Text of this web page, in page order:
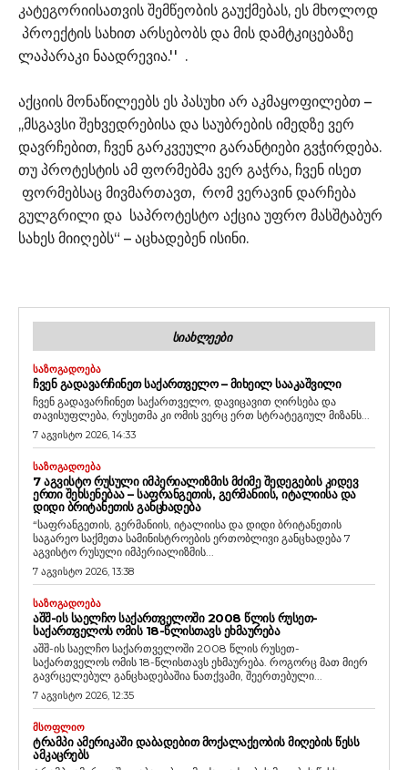
კატეგორიისათვის შემწეობის გაუქმებას, ეს მხოლოდ
პროექტის სახით არსებობს და მის დამტკიცებაზე
ლაპარაკი ნაადრევია.'' .
აქციის მონაწილეებს ეს პასუხი არ აკმაყოფილებთ –
,,მსგავსი შეხვედრებისა და საუბრების იმედზე ვერ
დავრჩებით, ჩვენ გარკვეული გარანტიები გვჭირდება.
თუ პროტესტის ამ ფორმებმა ვერ გაჭრა, ჩვენ ისეთ
ფორმებსაც მივმართავთ, რომ ვერავინ დარჩება
გულგრილი და საპროტესტო აქცია უფრო მასშტაბურ
სახეს მიიღებს“ – აცხადებენ ისინი.
ᲡᲘᲐᲮᲚᲔᲔᲑᲘ
ᲡᲐᲖᲝᲒᲐᲓᲝᲔᲑᲐ
ᲩᲕᲔᲜ ᲒᲐᲓᲐᲕᲐᲠᲩᲘᲜᲔᲗ ᲡᲐᲥᲐᲠᲗᲕᲔᲚᲝ – ᲛᲘᲮᲔᲘᲚ ᲡᲐᲐᲙᲐᲨᲕᲘᲚᲘ
ჩვენ გადავარჩინეთ საქართველო, დავიცავით ღირსება და
თავისუფლება, რუსეთმა კი ომის ვერც ერთ სტრატეგიულ მიზანს...
7 აგვისტო 2026, 14:33
ᲡᲐᲖᲝᲒᲐᲓᲝᲔᲑᲐ
7 ᲐᲒᲕᲘᲡᲢᲝ ᲠᲣᲡᲣᲚᲘ ᲘᲛᲞᲔᲠᲘᲐᲚᲘᲖᲛᲘᲡ ᲛᲫᲘᲛᲔ ᲨᲔᲓᲔᲒᲔᲑᲘᲡ ᲙᲘᲓᲔᲕ
ᲔᲠᲗᲘ ᲨᲔᲮᲡᲔᲜᲔᲑᲐᲐ – ᲡᲐᲤᲠᲐᲜᲒᲔᲗᲘᲡ, ᲒᲔᲠᲛᲐᲜᲘᲘᲡ, ᲘᲢᲐᲚᲘᲘᲡᲐ ᲓᲐ
ᲓᲘᲓᲘ ᲑᲠᲘᲢᲐᲜᲔᲗᲘᲡ ᲒᲐᲜᲪᲮᲐᲓᲔᲑᲐ
“საფრანგეთის, გერმანიის, იტალიისა და დიდი ბრიტანეთის
საგარეო საქმეთა სამინისტროების ერთობლივი განცხადება 7
აგვისტო რუსული იმპერიალიზმის...
7 აგვისტო 2026, 13:38
ᲡᲐᲖᲝᲒᲐᲓᲝᲔᲑᲐ
ᲐᲨᲨ-ᲘᲡ ᲡᲐᲔᲚᲩᲝ ᲡᲐᲥᲐᲠᲗᲕᲔᲚᲝᲨᲘ 2008 ᲬᲚᲘᲡ ᲠᲣᲡᲔᲗ-
ᲡᲐᲥᲐᲠᲗᲕᲔᲚᲝᲡ ᲝᲛᲘᲡ 18-ᲬᲚᲘᲡᲗᲐᲕᲡ ᲔᲮᲛᲐᲣᲠᲔᲑᲐ
აშშ-ის საელჩო საქართველოში 2008 წლის რუსეთ-
საქართველოს ომის 18-წლისთავს ეხმაურება. როგორც მათ მიერ
გავრცელებულ განცხადებაშია ნათქვამი, შეერთებული...
7 აგვისტო 2026, 12:35
ᲛᲡᲝᲤᲚᲘᲝ
ᲢᲠᲐᲛᲞᲘ ᲐᲛᲔᲠᲘᲙᲐᲨᲘ ᲓᲐᲑᲐᲓᲔᲑᲘᲗ ᲛᲝᲥᲐᲚᲐᲥᲔᲝᲑᲘᲡ ᲛᲘᲦᲔᲑᲘᲡ ᲬᲔᲡᲡ
ᲐᲛᲙᲐᲪᲠᲔᲑᲡ